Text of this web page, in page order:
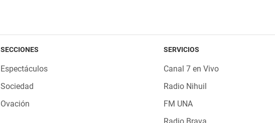
SECCIONES
Espectáculos
Sociedad
Ovación
SERVICIOS
Canal 7 en Vivo
Radio Nihuil
FM UNA